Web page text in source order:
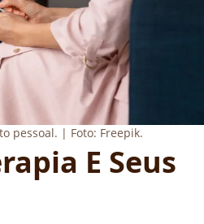
pessoal. | Foto: Freepik.
E Seus